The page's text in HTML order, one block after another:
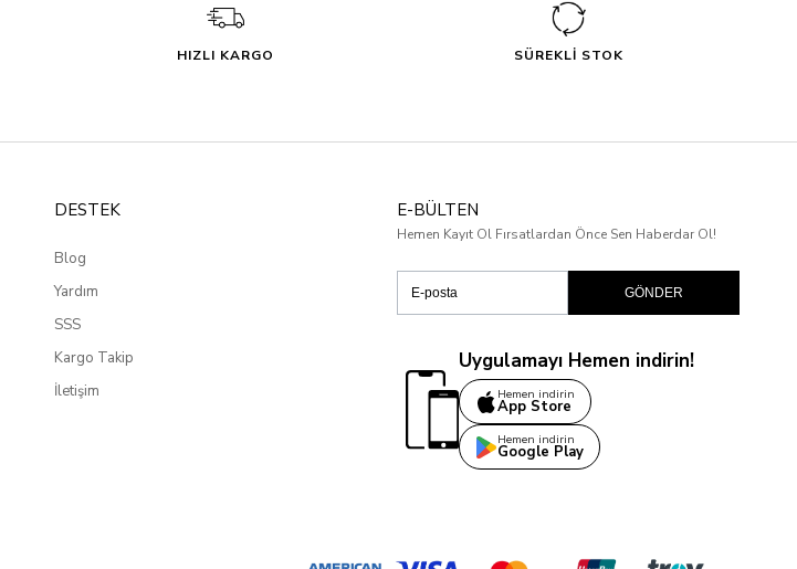
HIZLI KARGO SÜREKLİ STOK
DESTEK
Blog
Yardım
SSS
Kargo Takip
İletişim
E-BÜLTEN
Hemen Kayıt Ol Fırsatlardan Önce Sen Haberdar Ol!
GÖNDER
Uygulamayı Hemen indirin!
Hemen indirin
App Store
Hemen indirin
Google Play